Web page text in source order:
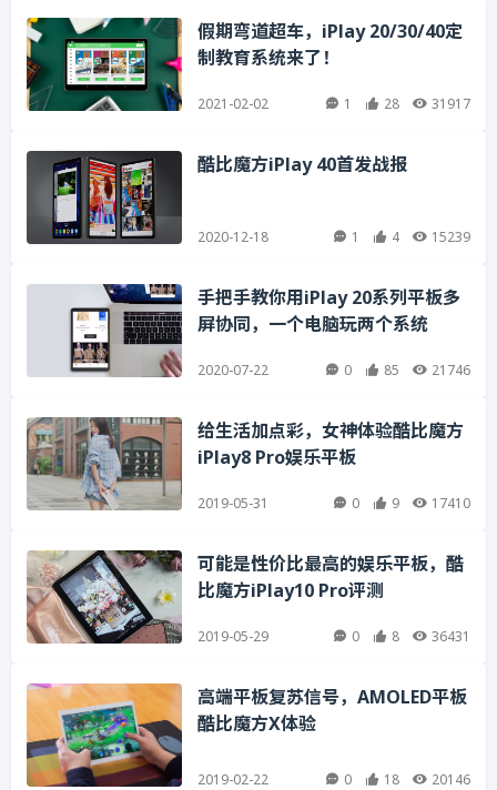
假期弯道超车，iPlay 20/30/40定
制教育系统来了！
2021-02-02 1 28 31917
酷比魔方iPlay 40首发战报
2020-12-18 1 4 15239
手把手教你用iPlay 20系列平板多
屏协同，一个电脑玩两个系统
2020-07-22 0 85 21746
给生活加点彩，女神体验酷比魔方
iPlay8 Pro娱乐平板
2019-05-31 0 9 17410
可能是性价比最高的娱乐平板，酷
比魔方iPlay10 Pro评测
2019-05-29 0 8 36431
高端平板复苏信号，AMOLED平板
酷比魔方X体验
2019-02-22 0 18 20146